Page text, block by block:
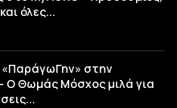
όλες...
στην
Ο Θωμάς Μόσχος μιλά για